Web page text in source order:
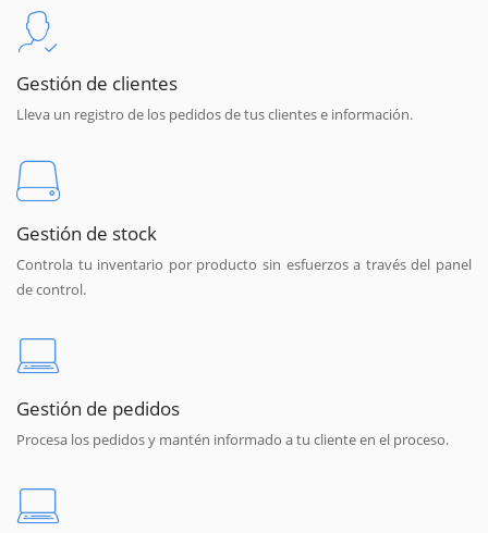
Gestión de clientes
Lleva un registro de los pedidos de tus clientes e información.
Gestión de stock
Controla tu inventario por producto sin esfuerzos a través del panel
de control.
Gestión de pedidos
Procesa los pedidos y mantén informado a tu cliente en el proceso.